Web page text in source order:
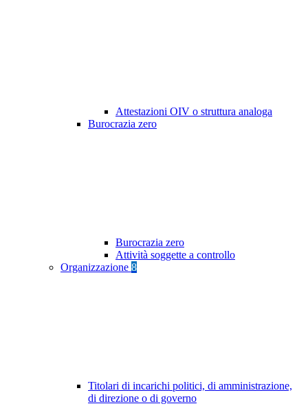
Attestazioni OIV o struttura analoga
Burocrazia zero
Burocrazia zero
Attività soggette a controllo
Organizzazione 8
Titolari di incarichi politici, di amministrazione,
di direzione o di governo